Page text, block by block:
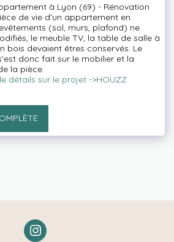
à Lyon (69) - Rénovation
de vie d'un appartement en
(sol, murs, plafond) ne
le meuble TV, la table de salle à
bois devaient êtres conservés. Le
donc fait sur le mobilier et la
la pièce.
détails sur le projet ->HOUZZ